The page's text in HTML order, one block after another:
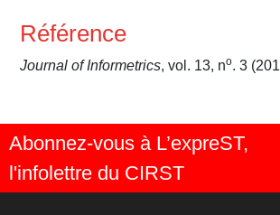
Référence
Journal of Informetrics, vol. 13, no. 3
Abonnez-vous à L’expreST,
l'infolettre du CIRST